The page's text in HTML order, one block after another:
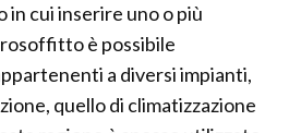
in cui inserire uno o più
è possibile
a diversi impianti,
quello di climatizzazione